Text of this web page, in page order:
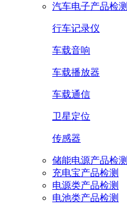
汽车电子产品检测
行车记录仪
车载音响
车载播放器
车载通信
卫星定位
传感器
储能电源产品检测
充电宝产品检测
电源类产品检测
电池类产品检测